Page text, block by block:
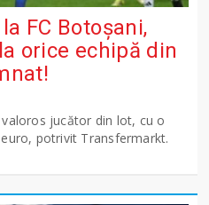
FC Botoșani,
orice echipă din
jucător din lot, cu o
potrivit Transfermarkt.